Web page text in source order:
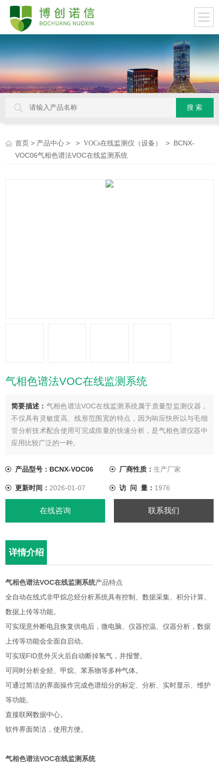
首页 > 产品中心 > >VOCs在线监测仪（设备）
> BCNX-
VOC06气相色谱法VOC在线监测系统
气相色谱法VOC在线监测系统
简要描述： 气相色谱法VOC在线监测系统属于质量型监测仪器，
不仅具有灵敏度高、线形范围宽的特点，因为响应快所以与毛细
管分析技术配合使用可完成痕量的快速分析，是气相色谱仪器中
应用比较广泛的一种。
产品型号：BCNX-VOC06 厂商性质： 生产厂家
更新时间： 2026-01-07 访 问 量： 1976
在线咨询 联系我们
详情介绍
气相色谱法VOC在线监测系统产品特点
全自动在线式非甲烷总烃分析系统具有控制、数据采集、积分计算、
数据上传等功能。
可实现意外断电且恢复供电后，微电脑、仪器控温、仪器分析，数据
上传等功能会全面自启动。
可实现FID意外灭火后自动断掉氢气，并报警。
可同时分析全烃、甲烷、苯系物等多种气体。
可通过简洁的界面操作完成色谱组分的标定、分析、实时显示、维护
等功能。
直接联网数据中心。
软件界面简洁，使用方便。
气相色谱法VOC在线监测系统